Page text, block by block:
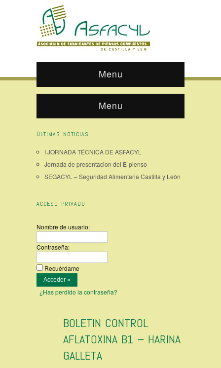
Menu
Menu
ÚLTIMAS NOTICIAS
I JORNADA TÉCNICA DE ASFACYL
Jornada de presentacion del E-pienso
SEGACYL – Seguridad Alimentaria Castilla y León
ACCESO PRIVADO
Nombre de usuario:
Contraseña:
Recuérdame
¿Has perdido la contraseña?
BOLETIN CONTROL
AFLATOXINA B1 – HARINA
GALLETA